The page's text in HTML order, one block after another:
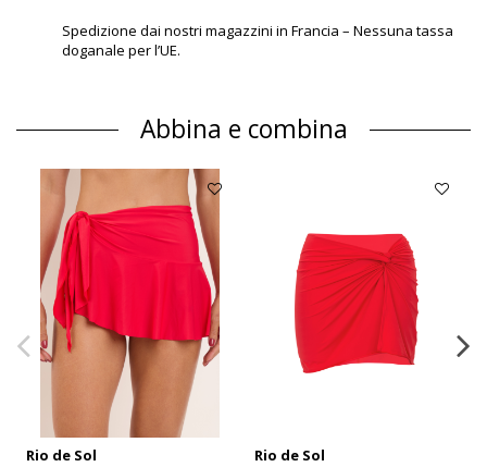
Spedizione dai nostri magazzini in Francia – Nessuna tassa
doganale per l’UE.
Abbina e combina
Rio de Sol
Rio de Sol